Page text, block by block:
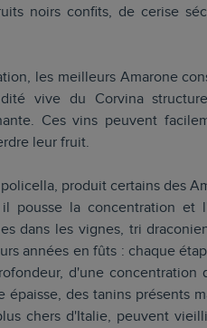
noirs confits, de cerise
les meilleurs Amarone
vive du Corvina
Ces vins peuvent
leur fruit.
produit certains des
pousse la concentration et
dans les vignes, tri
années en fûts : chaque
d'une concentration
épaisse, des tanins présents
chers d'Italie, peuvent